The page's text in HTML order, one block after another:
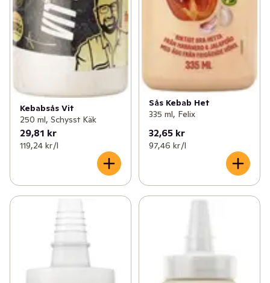
Kebabsås Vit
250 ml, Schysst Käk
29,81 kr
119,24 kr /l
Sås Kebab Het
335 ml, Felix
32,65 kr
97,46 kr /l